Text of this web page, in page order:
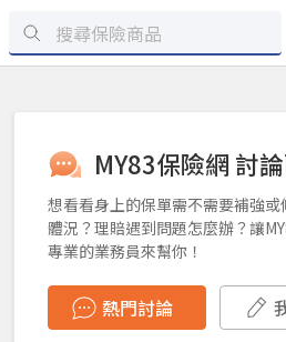
MY83保險網 討
想看看身上的保單需不需要補強或
體況？理賠遇到問題怎麼辦？讓
專業的業務員來幫你！
熱門討論